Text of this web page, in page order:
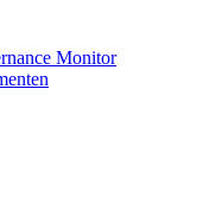
Monitor